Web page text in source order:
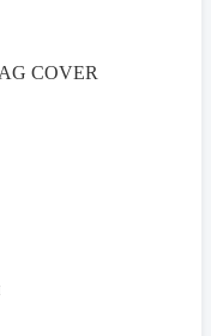
COVER